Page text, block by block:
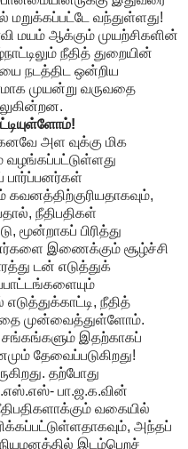
மறுக்கப்பட்டே வந்துள்ளது!
மயம் ஆக்கும் முயற்சிகளின்
நீதித் துறையின்
நடத்திட ஒன்றிய
முயன்று வருவதை
அள வுக்கு மிக
வழங்கப்பட்டுள்ளது
பார்ப்பனர்கள்
கவனத்திற்குரியதாகவும்,
நீதிபதிகள்
மூன்றாகப் பிரித்து
இணைக்கும் சூழ்ச்சி
டன் எடுத்துக்
நீதித்
முன்வைத்துள்ளோம்.
இதற்காகப்
தேவைப்படுகிறது!
தற்போது
பா.ஜ.க.வின்
வகையில்
அந்தப்
நியமனத்தில் இடம்பெறச்